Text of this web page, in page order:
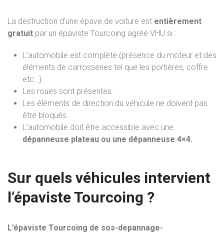
La destruction d’une épave de voiture est entièrement
gratuit par un épaviste Tourcoing agréé VHU si :
L’automobile est complète (présence du moteur et des
éléments de carrosseries tel que les portières, coffre
etc…).
Les roues sont présentes.
Les éléments de direction du véhicule ne doivent pas
être bloqués.
L’automobile doit être accessible avec une
dépanneuse plateau ou une dépanneuse 4×4.
Sur quels véhicules intervient
l’épaviste Tourcoing ?
L’épaviste Tourcoing de sos-depannage-